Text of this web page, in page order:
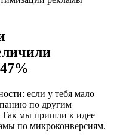
если у тебя мало
по другим
Так мы пришли к идее
по микроконверсиям.